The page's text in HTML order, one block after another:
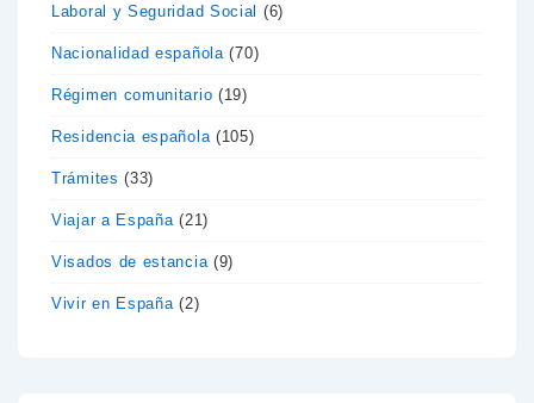
Laboral y Seguridad Social (6)
Nacionalidad española (70)
Régimen comunitario (19)
Residencia española (105)
Trámites (33)
Viajar a España (21)
Visados de estancia (9)
Vivir en España (2)